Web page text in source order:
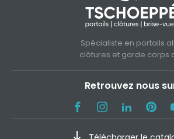
Spécialiste en portails
clôtures et garde corps
Retrouvez nous